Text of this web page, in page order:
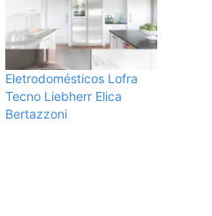
Eletrodomésticos Lofra
Tecno Liebherr Elica
Bertazzoni